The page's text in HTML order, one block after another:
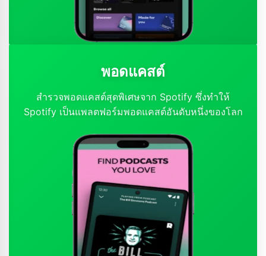
พอดแคสต์
สำรวจพอดแคสต์สุดพิเศษจาก Spotify ซึ่งทำให้
Spotify เป็นแพลตฟอร์มพอดแคสต์อันดับหนึ่งของโลก